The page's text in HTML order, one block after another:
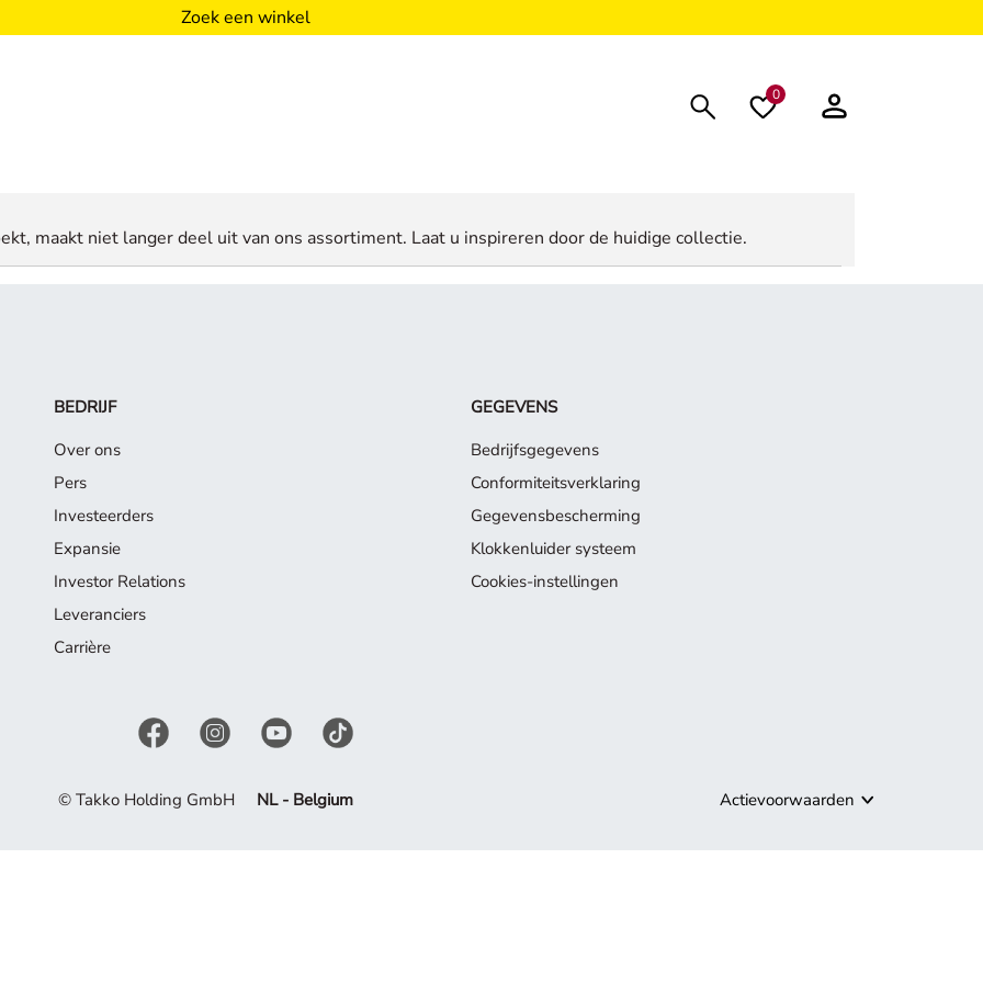
Zoek een winkel
0
maakt niet langer deel uit van ons assortiment. Laat u inspireren door de huidige collectie.
BEDRIJF
Over ons
Pers
Investeerders
Expansie
Investor Relations
Leveranciers
Carrière
GEGEVENS
Bedrijfsgegevens
Conformiteitsverklaring
Gegevensbescherming
Klokkenluider systeem
Cookies-instellingen
© Takko Holding GmbH NL - Belgium Actievoorwaarden